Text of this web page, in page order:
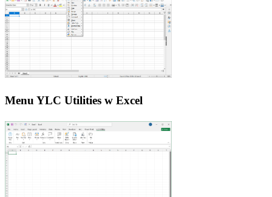
Menu YLC Utilities w Excel